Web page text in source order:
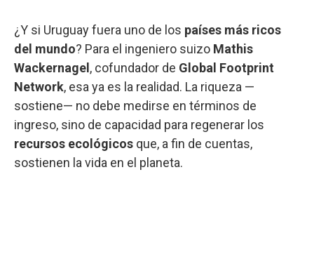
¿Y si Uruguay fuera uno de los países más ricos
del mundo? Para el ingeniero suizo Mathis
Wackernagel, cofundador de Global Footprint
Network, esa ya es la realidad. La riqueza —
sostiene— no debe medirse en términos de
ingreso, sino de capacidad para regenerar los
recursos ecológicos que, a fin de cuentas,
sostienen la vida en el planeta.